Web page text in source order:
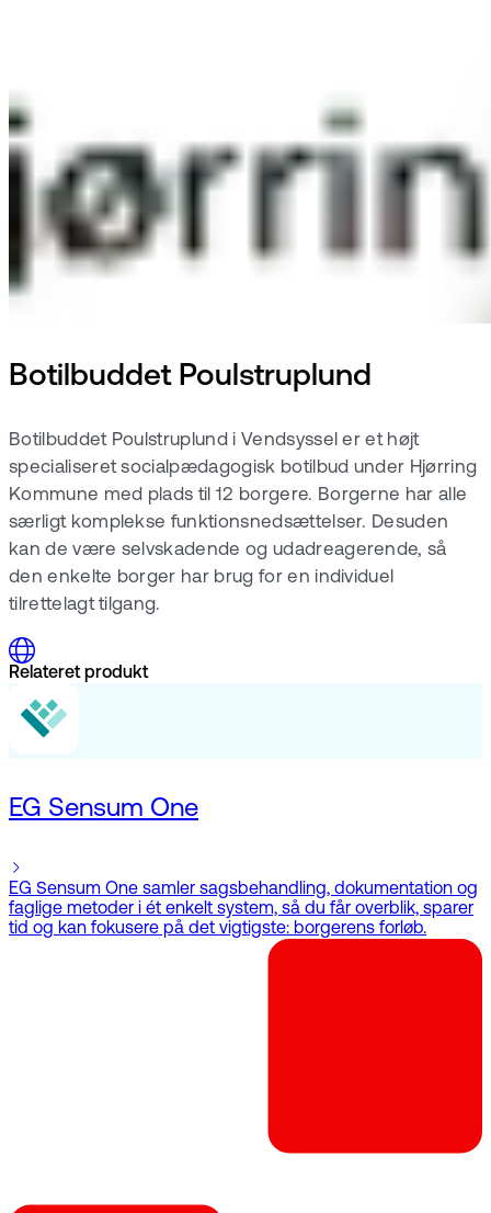
Botilbuddet Poulstruplund
Botilbuddet Poulstruplund i Vendsyssel er et højt
specialiseret socialpædagogisk botilbud under Hjørring
Kommune med plads til 12 borgere. Borgerne har alle
særligt komplekse funktionsnedsættelser. Desuden
kan de være selvskadende og udadreagerende, så
den enkelte borger har brug for en individuel
tilrettelagt tilgang.
Relateret produkt
EG Sensum One
EG Sensum One samler sagsbehandling, dokumentation og
faglige metoder i ét enkelt system, så du får overblik, sparer
tid og kan fokusere på det vigtigste: borgerens forløb.